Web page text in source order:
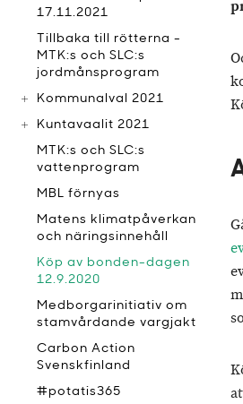
17.11.2021
Tillbaka till rötterna -
MTK:s och SLC:s
jordmånsprogram
Kommunalval 2021
Kuntavaalit 2021
MTK:s och SLC:s
vattenprogram
MBL förnyas
Matens klimatpåverkan
och näringsinnehåll
Köp av bonden-dagen
12.9.2020
Medborgarinitiativ om
stamvårdande vargjakt
Carbon Action
Svenskfinland
#potatis365